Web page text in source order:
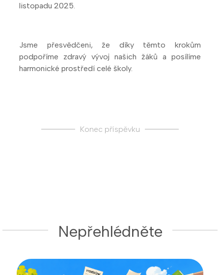
listopadu 2025.
Jsme přesvědčeni, že díky těmto krokům
podpoříme zdravý vývoj našich žáků a posílíme
harmonické prostředí celé školy.
Konec příspěvku
Nepřehlédněte